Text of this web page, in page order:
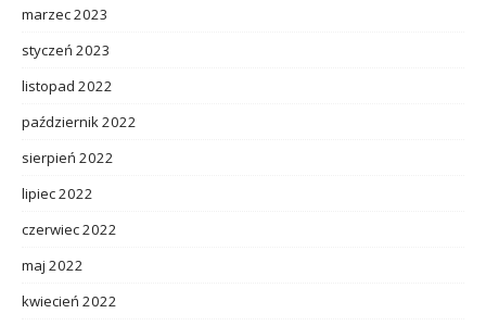
marzec 2023
styczeń 2023
listopad 2022
październik 2022
sierpień 2022
lipiec 2022
czerwiec 2022
maj 2022
kwiecień 2022